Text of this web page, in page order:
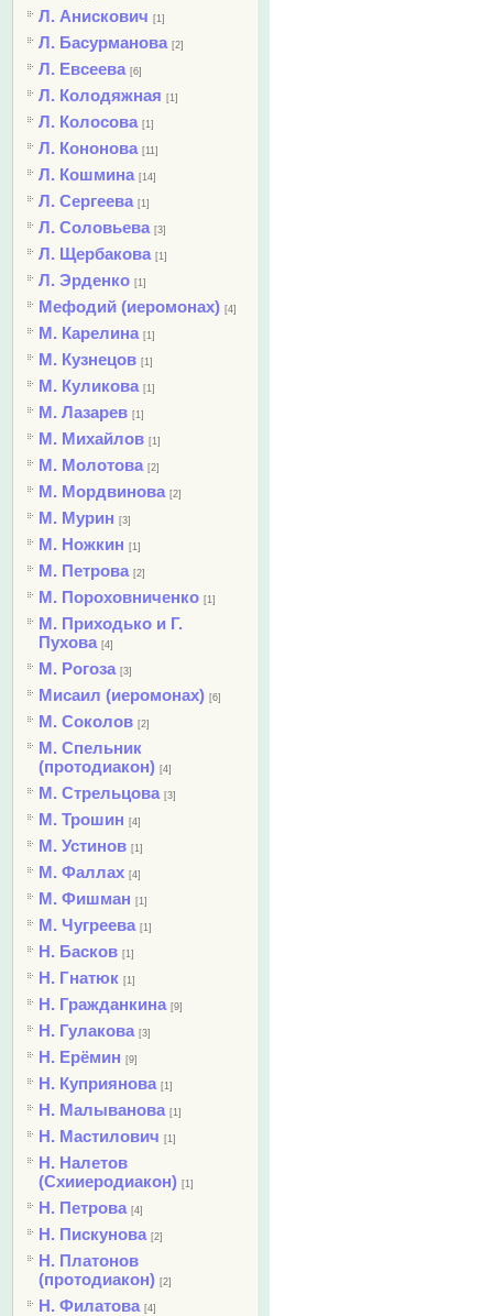
Л. Анискович [1]
Л. Басурманова [2]
Л. Евсеева [6]
Л. Колодяжная [1]
Л. Колосова [1]
Л. Кононова [11]
Л. Кошмина [14]
Л. Сергеева [1]
Л. Соловьева [3]
Л. Щербакова [1]
Л. Эрденко [1]
Мефодий (иеромонах) [4]
М. Карелина [1]
М. Кузнецов [1]
М. Куликова [1]
М. Лазарев [1]
М. Михайлов [1]
М. Молотова [2]
М. Мордвинова [2]
М. Мурин [3]
М. Ножкин [1]
М. Петрова [2]
М. Пороховниченко [1]
М. Приходько и Г.
Пухова [4]
М. Рогоза [3]
Мисаил (иеромонах) [6]
М. Соколов [2]
М. Спельник
(протодиакон) [4]
М. Стрельцова [3]
М. Трошин [4]
М. Устинов [1]
М. Фаллах [4]
М. Фишман [1]
М. Чугреева [1]
Н. Басков [1]
Н. Гнатюк [1]
Н. Гражданкина [9]
Н. Гулакова [3]
Н. Ерёмин [9]
Н. Куприянова [1]
Н. Малыванова [1]
Н. Мастилович [1]
Н. Налетов
(Схииеродиакон) [1]
Н. Петрова [4]
Н. Пискунова [2]
Н. Платонов
(протодиакон) [2]
Н. Филатова [4]